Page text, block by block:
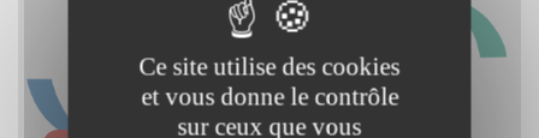
Ce site utilise des cookies
et vous donne le contrôle
sur ceux que vous